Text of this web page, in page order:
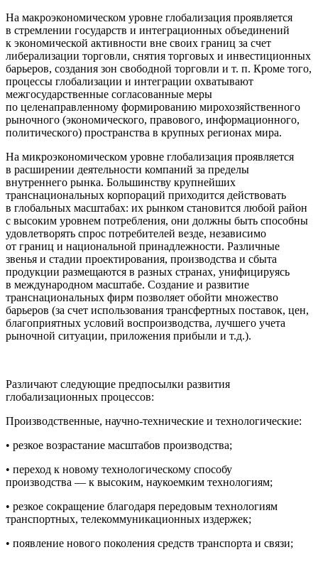
На макроэкономическом уровне глобализация проявляется
в стремлении государств и интеграционных объединений
к экономической активности вне своих границ за счет
либерализации торговли, снятия торговых и инвестиционных
барьеров, создания зон свободной торговли и т. п. Кроме того,
процессы глобализации и интеграции охватывают
межгосударственные согласованные меры
по целенаправленному формированию мирохозяйственного
рыночного (экономического, правового, информационного,
политического) пространства в крупных регионах мира.
На микроэкономическом уровне глобализация проявляется
в расширении деятельности компаний за пределы
внутреннего рынка. Большинству крупнейших
транснациональных корпораций приходится действовать
в глобальных масштабах: их рынком становится любой район
с высоким уровнем потребления, они должны быть способны
удовлетворять спрос потребителей везде, независимо
от границ и национальной принадлежности. Различные
звенья и стадии проектирования, производства и сбыта
продукции размещаются в разных странах, унифицируясь
в международном масштабе. Создание и развитие
транснациональных фирм позволяет обойти множество
барьеров (за счет использования трансфертных поставок, цен,
благоприятных условий воспроизводства, лучшего учета
рыночной ситуации, приложения прибыли и т.д.).
Различают следующие предпосылки развития
глобализационных процессов:
Производственные, научно-технические и технологические:
• резкое возрастание масштабов производства;
• переход к новому технологическому способу
производства — к высоким, наукоемким технологиям;
• резкое сокращение благодаря передовым технологиям
транспортных, телекоммуникационных издержек;
• появление нового поколения средств транспорта и связи;